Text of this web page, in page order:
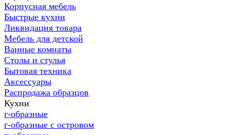
Корпусная мебель
Быстрые кухни
Ликвидация товара
Мебель для детской
Ванные комнаты
Столы и стулья
Бытовая техника
Аксессуары
Распродажа образцов
Кухни
г-образные
г-образные с островом